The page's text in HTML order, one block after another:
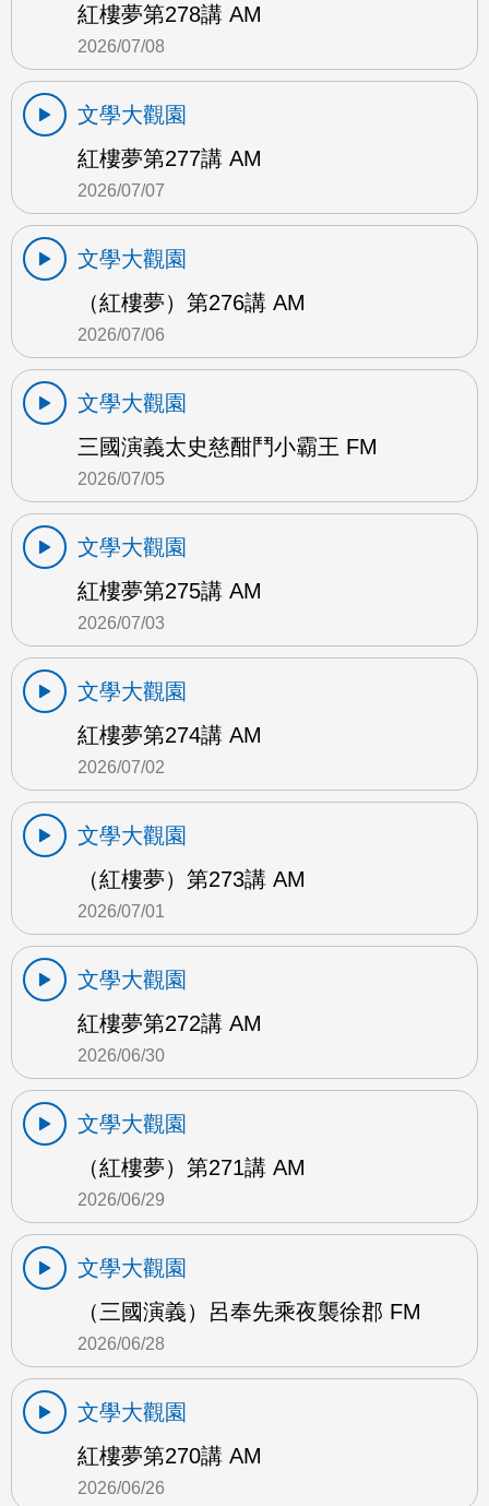
紅樓夢第278講 AM
2026/07/08
文學大觀園
紅樓夢第277講 AM
2026/07/07
文學大觀園
（紅樓夢）第276講 AM
2026/07/06
文學大觀園
三國演義太史慈酣鬥小霸王 FM
2026/07/05
文學大觀園
紅樓夢第275講 AM
2026/07/03
文學大觀園
紅樓夢第274講 AM
2026/07/02
文學大觀園
（紅樓夢）第273講 AM
2026/07/01
文學大觀園
紅樓夢第272講 AM
2026/06/30
文學大觀園
（紅樓夢）第271講 AM
2026/06/29
文學大觀園
（三國演義）呂奉先乘夜襲徐郡 FM
2026/06/28
文學大觀園
紅樓夢第270講 AM
2026/06/26